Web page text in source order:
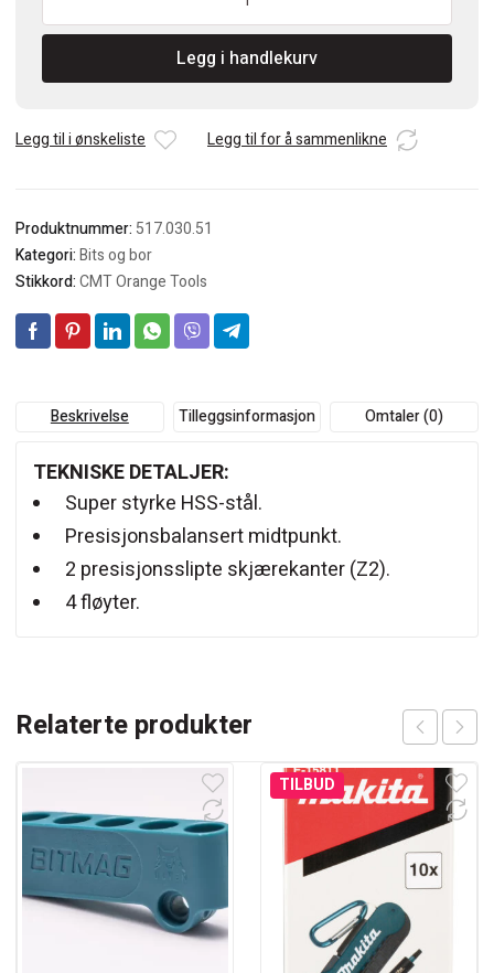
HSS
antall
Legg i handlekurv
Legg til i ønskeliste Legg til for å sammenlikne
Produktnummer: 517.030.51
Kategori:Bits og bor
Stikkord:CMT Orange Tools
Beskrivelse Tilleggsinformasjon Omtaler (0)
TEKNISKE DETALJER:
Super styrke HSS-stål.
Presisjonsbalansert midtpunkt.
2 presisjonsslipte skjærekanter (Z2).
4 fløyter.
Relaterte produkter
TILBUD